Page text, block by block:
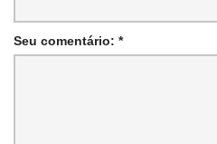
Seu comentário: *